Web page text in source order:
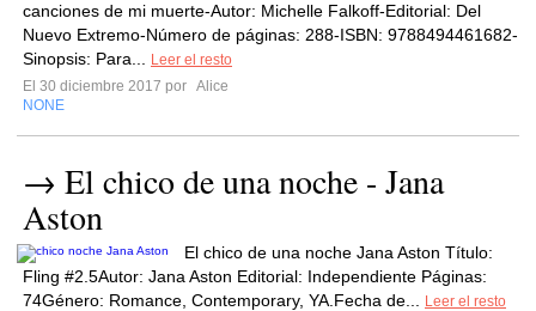
canciones de mi muerte-Autor: Michelle Falkoff-Editorial: Del
Nuevo Extremo-Número de páginas: 288-ISBN: 9788494461682-
Sinopsis: Para...
Leer el resto
El 30 diciembre 2017 por Alice
NONE
→ El chico de una noche - Jana
Aston
El chico de una noche Jana Aston Título:
Fling #2.5Autor: Jana Aston Editorial: Independiente Páginas:
74Género: Romance, Contemporary, YA.Fecha de...
Leer el resto